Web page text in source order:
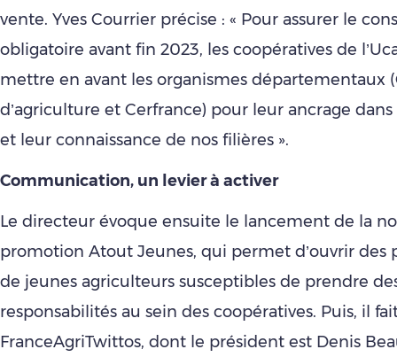
vente. Yves Courrier précise : « Pour assurer le
obligatoire avant fin 2023, les coopératives de
mettre en avant les organismes départementaux
d’agriculture et Cerfrance) pour leur ancrage
et leur connaissance de nos filières ».
Communication, un levier à activer
Le directeur évoque ensuite le lancement de la
promotion Atout Jeunes, qui permet d’ouvrir des
de jeunes agriculteurs susceptibles de prendre
responsabilités au sein des coopératives. Puis, il
FranceAgriTwittos, dont le président est Denis